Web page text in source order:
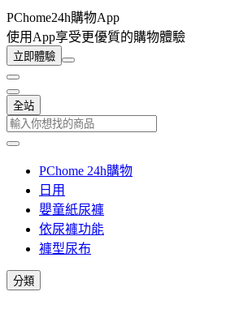
PChome24h購物App
使用App享受更優質的購物體驗
立即體驗
全站
PChome 24h購物
日用
嬰童紙尿褲
依尿褲功能
褲型尿布
分類